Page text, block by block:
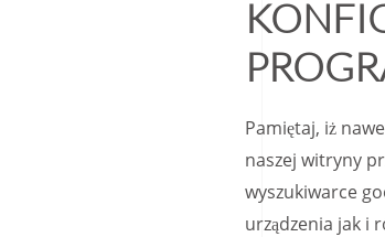
Pamiętaj, iż
naszej witryny
wyszukiwarce
urządzenia jak i